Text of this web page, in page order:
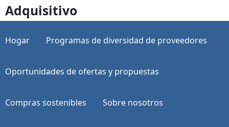
Adquisitivo
Hogar Programas de diversidad de proveedores
Oportunidades de ofertas y propuestas
Compras sostenibles Sobre nosotros